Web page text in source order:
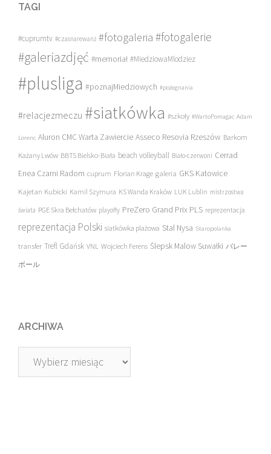
TAGI
#cuprumtv #czasnarewanż #fotogaleria #fotogalerie
#galeriazdjęć #memoriał #MiedziowaMlodziez
#plusliga #poznajMiedziowych #pożegnania
#relacjezmeczu #siatkówka #szkoły #WartoPomagac Adam
Lorenc Aluron CMC Warta Zawiercie Asseco Resovia Rzeszów Barkom
Każany Lwów BBTS Bielsko-Biała beach volleyball Biało-czerwoni Cerrad
Enea Czarni Radom cuprum Florian Krage galeria GKS Katowice
Kajetan Kubicki Kamil Szymura KS Wanda Kraków LUK Lublin mistrzostwa
świata PGE Skra Bełchatów playoffy PreZero Grand Prix PLS reprezentacja
reprezentacja Polski siatkówka plażowa Stal Nysa Staropolanka
transfer Trefl Gdańsk VNL Wojciech Ferens Ślepsk Malow Suwałki バレー
ボール
ARCHIWA
Archiwa